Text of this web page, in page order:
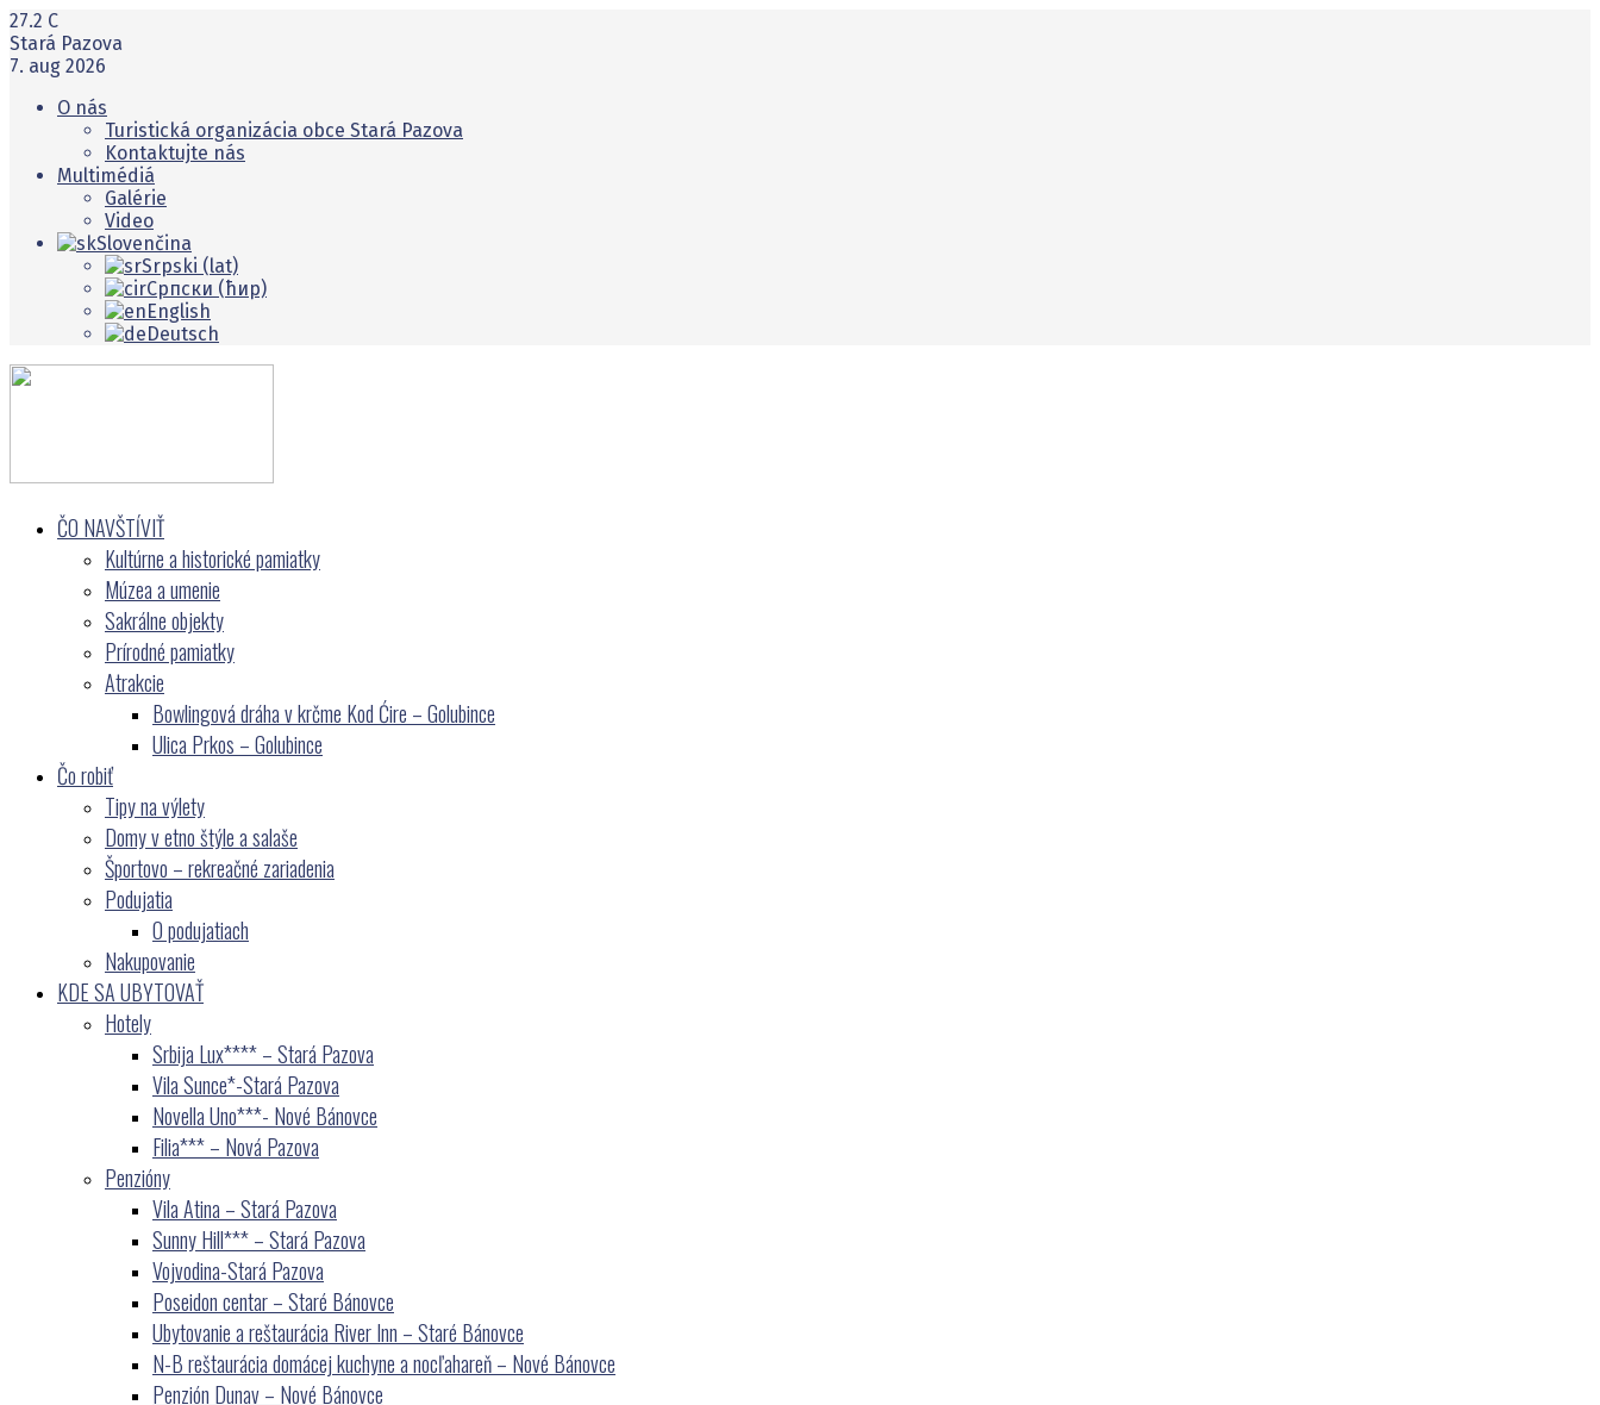
27.2 C
Stará Pazova
7. aug 2026
O nás
Turistická organizácia obce Stará Pazova
Kontaktujte nás
Multimédiá
Galérie
Video
Slovenčina
Srpski (lat)
Српски (ћир)
English
Deutsch
ČO NAVŠTĺVIŤ
Kultúrne a historické pamiatky
Múzea a umenie
Sakrálne objekty
Prírodné pamiatky
Atrakcie
Bowlingová dráha v krčme Kod Ćire – Golubince
Ulica Prkos – Golubince
Čo robiť
Tipy na výlety
Domy v etno štýle a salaše
Športovo – rekreačné zariadenia
Podujatia
O podujatiach
Nakupovanie
KDE SA UBYTOVAŤ
Hotely
Srbija Lux**** – Stará Pazova
Vila Sunce*-Stará Pazova
Novella Uno***- Nové Bánovce
Filia*** – Nová Pazova
Penzióny
Vila Atina – Stará Pazova
Sunny Hill*** – Stará Pazova
Vojvodina-Stará Pazova
Poseidon centar – Staré Bánovce
Ubytovanie a reštaurácia River Inn – Staré Bánovce
N-B reštaurácia domácej kuchyne a nocľahareň – Nové Bánovce
Penzión Dunav – Nové Bánovce